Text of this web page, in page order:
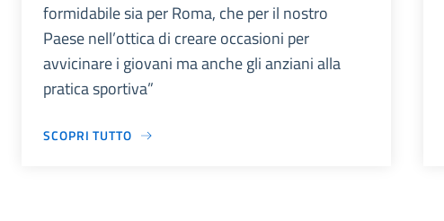
formidabile sia per Roma, che per il nostro
Paese nell’ottica di creare occasioni per
avvicinare i giovani ma anche gli anziani alla
pratica sportiva”
SCOPRI TUTTO